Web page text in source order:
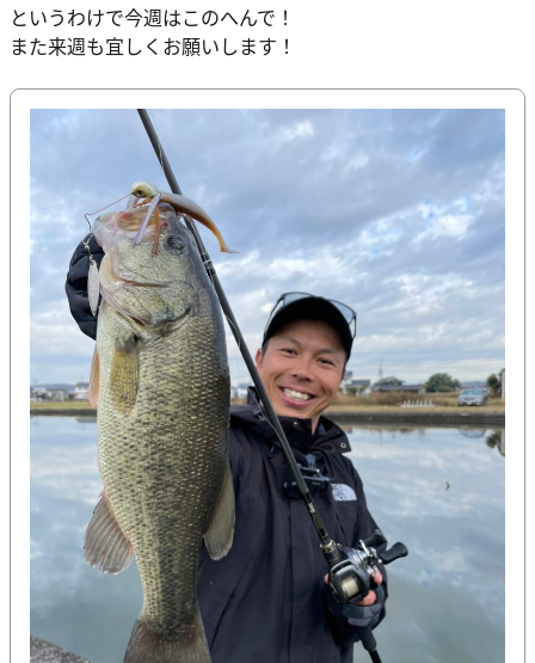
というわけで今週はこのへんで！
また来週も宜しくお願いします！